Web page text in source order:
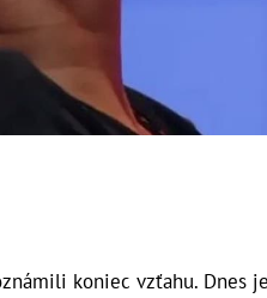
koniec vzťahu. Dnes